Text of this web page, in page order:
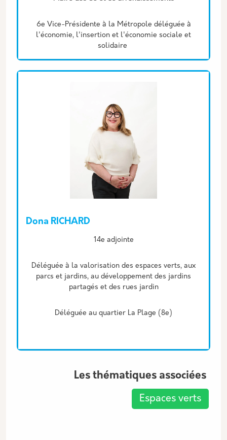
6e Vice-Présidente à la Métropole déléguée à
l'économie, l'insertion et l'économie sociale et
solidaire
Dona RICHARD
14e adjointe
Déléguée à la valorisation des espaces verts, aux
parcs et jardins, au développement des jardins
partagés et des rues jardin
Déléguée au quartier La Plage (8e)
Les thématiques associées
Espaces verts